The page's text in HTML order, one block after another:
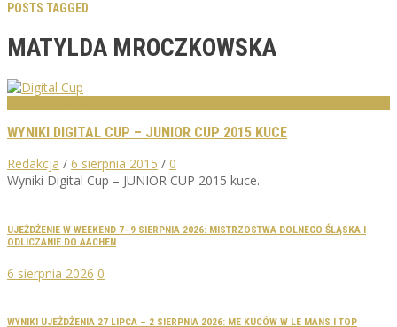
POSTS TAGGED
MATYLDA MROCZKOWSKA
WYNIKI DIGITAL CUP – JUNIOR CUP 2015 KUCE
Redakcja / 6 sierpnia 2015 / 0
Wyniki Digital Cup – JUNIOR CUP 2015 kuce.
UJEŻDŻENIE W WEEKEND 7–9 SIERPNIA 2026: MISTRZOSTWA DOLNEGO ŚLĄSKA I
ODLICZANIE DO AACHEN
6 sierpnia 2026 0
WYNIKI UJEŻDŻENIA 27 LIPCA – 2 SIERPNIA 2026: ME KUCÓW W LE MANS I TOP